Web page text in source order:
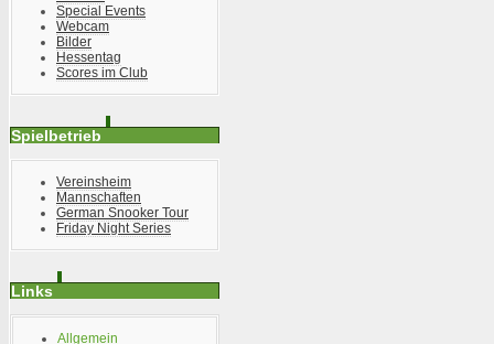
Special Events
Webcam
Bilder
Hessentag
Scores im Club
Spielbetrieb
Vereinsheim
Mannschaften
German Snooker Tour
Friday Night Series
Links
Allgemein